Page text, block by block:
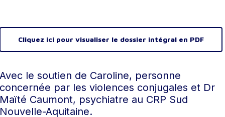
Cliquez ici pour visualiser le dossier intégral en PDF
le soutien de Caroline, personne
par les violences conjugales et Dr
Caumont, psychiatre au CRP Sud
Aquitaine.